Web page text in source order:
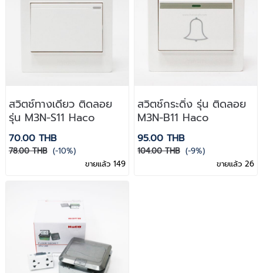
สวิตช์ทางเดียว ติดลอย
รุ่น M3N-S11 Haco
70.00 THB
78.00 THB (-10%)
ขายแล้ว 149
สวิตช์กระดิ่ง รุ่น ติดลอย
M3N-B11 Haco
95.00 THB
104.00 THB (-9%)
ขายแล้ว 26